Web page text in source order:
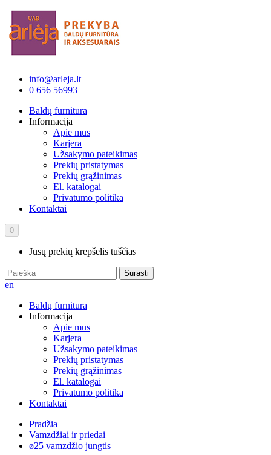
info@arleja.lt
0 656 56993
Baldų furnitūra
Informacija
Apie mus
Karjera
Užsakymo pateikimas
Prekių pristatymas
Prekių grąžinimas
El. katalogai
Privatumo politika
Kontaktai
0
Jūsų prekių krepšelis tuščias
Surasti
en
Baldų furnitūra
Informacija
Apie mus
Karjera
Užsakymo pateikimas
Prekių pristatymas
Prekių grąžinimas
El. katalogai
Privatumo politika
Kontaktai
Pradžia
Vamzdžiai ir priedai
ø25 vamzdžio jungtis